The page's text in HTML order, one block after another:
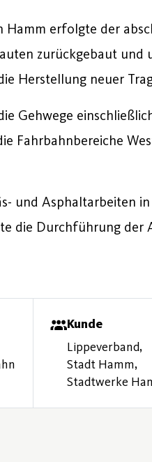
Hamm erfolgte der
zurückgebaut und
Herstellung neuer
Gehwege
Fahrbahnbereiche
und Asphaltarbeiten
die Durchführung der
Kunde
Lippeverband,
Stadt Hamm,
Stadtwerke